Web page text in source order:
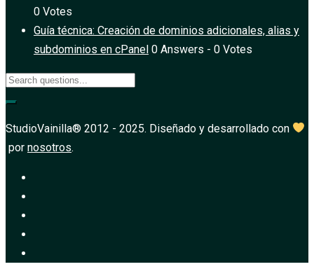
0 Votes
Guía técnica: Creación de dominios adicionales, alias y
subdominios en cPanel 0 Answers - 0 Votes
StudioVainilla® 2012 - 2025. Diseñado y desarrollado con
por nosotros.